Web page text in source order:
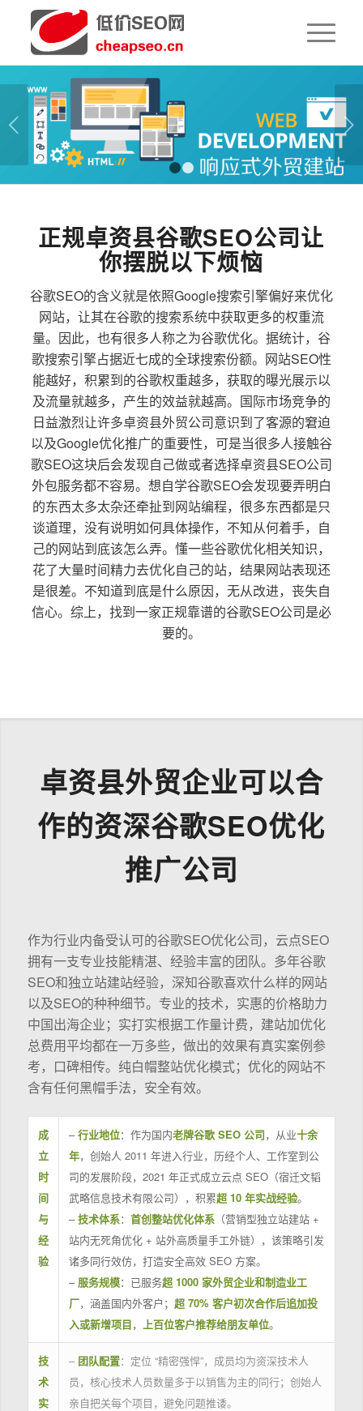
下一页
1 2
正规卓资县谷歌SEO公司让
你摆脱以下烦恼
谷歌SEO的含义就是依照Google搜索引擎偏好来优化
网站，让其在谷歌的搜索系统中获取更多的权重流
量。因此，也有很多人称之为谷歌优化。据统计，谷
歌搜索引擎占据近七成的全球搜索份额。网站SEO性
能越好，积累到的谷歌权重越多，获取的曝光展示以
及流量就越多，产生的效益就越高。国际市场竞争的
日益激烈让许多卓资县外贸公司意识到了客源的窘迫
以及Google优化推广的重要性，可是当很多人接触谷
歌SEO这块后会发现自己做或者选择卓资县SEO公司
外包服务都不容易。想自学谷歌SEO会发现要弄明白
的东西太多太杂还牵扯到网站编程，很多东西都是只
谈道理，没有说明如何具体操作，不知从何着手，自
己的网站到底该怎么弄。懂一些谷歌优化相关知识，
花了大量时间精力去优化自己的站，结果网站表现还
是很差。不知道到底是什么原因，无从改进，丧失自
信心。综上，找到一家正规靠谱的谷歌SEO公司是必
要的。
卓资县外贸企业可以合
作的资深谷歌SEO优化
推广公司
作为行业内备受认可的谷歌SEO优化公司，云点SEO
拥有一支专业技能精湛、经验丰富的团队。多年谷歌
SEO和独立站建站经验，深知谷歌喜欢什么样的网站
以及SEO的种种细节。专业的技术，实惠的价格助力
中国出海企业；实打实根据工作量计费，建站加优化
总费用平均都在一万多些，做出的效果有真实案例参
考，口碑相传。纯白帽整站优化模式；优化的网站不
含有任何黑帽手法，安全有效。
成
立
时
间
与
经
验
–行业地位：作为国内老牌谷歌 SEO 公司，从业十余
年，创始人 2011 年进入行业，历经个人、工作室到公
司的发展阶段，2021 年正式成立云点 SEO（宿迁文韬
武略信息技术有限公司），积累超 10 年实战经验。
–技术体系： 首创整站优化体系（营销型独立站建站 +
站内无死角优化 + 站外高质量手工外链），该策略引发
诸多同行效仿，打造安全高效 SEO 方案。
– 服务规模：已服务超 1000 家外贸企业和制造业工
厂，涵盖国内外客户； 超 70% 客户初次合作后追加投
入或新增项目， 上百位客户推荐给朋友单位。
技
术
实
– 团队配置：定位 “精密强悍”，成员均为资深技术人
员，核心技术人员数量多于以销售为主的同行；创始人
亲自把关每个项目，避免问题推诿。